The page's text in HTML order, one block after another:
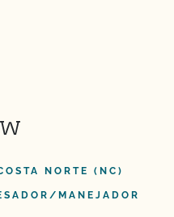
NORTE (NC)
MANEJADOR